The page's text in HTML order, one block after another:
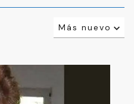
Más nuevo